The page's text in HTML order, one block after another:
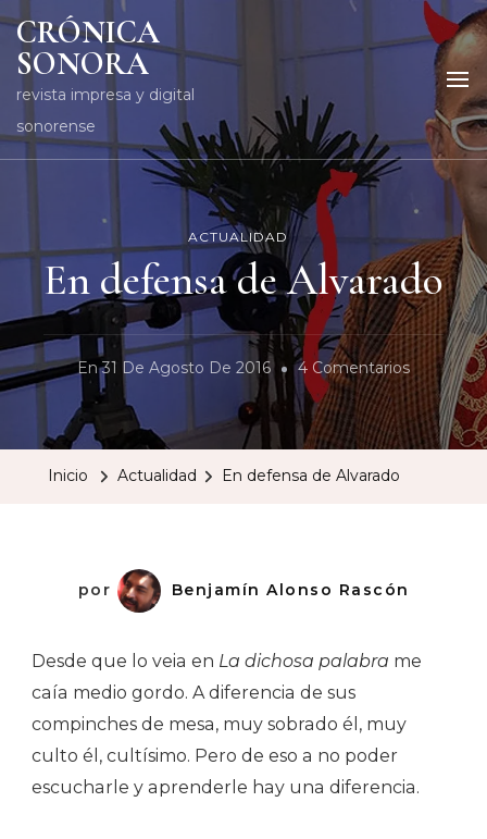
CRÓNICA
SONORA
revista impresa y digital
sonorense
ACTUALIDAD
En defensa de Alvarado
En31 De Agosto De 2016 4 ComentariosEn
En
Defensa
Inicio Actualidad En defensa de Alvarado
por Benjamín Alonso Rascón
Desde que lo veia en La dichosa palabra me
caía medio gordo. A diferencia de sus
compinches de mesa, muy sobrado él, muy
culto él, cultísimo. Pero de eso a no poder
escucharle y aprenderle hay una diferencia.